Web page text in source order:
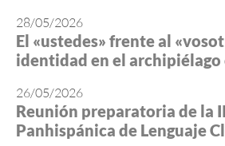
28/05/2026
El «ustedes» frente al
identidad en el archipiélago
26/05/2026
Reunión preparatoria de la
Panhispánica de Lenguaje